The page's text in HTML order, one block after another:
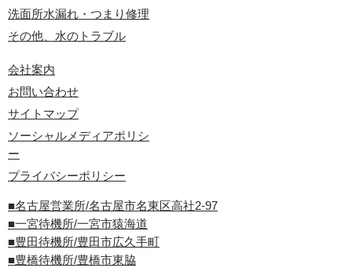
洗面所水漏れ・つまり修理
その他、水のトラブル
会社案内
お問い合わせ
サイトマップ
ソーシャルメディアポリシ
ー
プライバシーポリシー
■名古屋営業所/名古屋市名東区高社2-97
■一宮待機所/一宮市猿海道
■豊田待機所/豊田市広久手町
■豊橋待機所/豊橋市東脇